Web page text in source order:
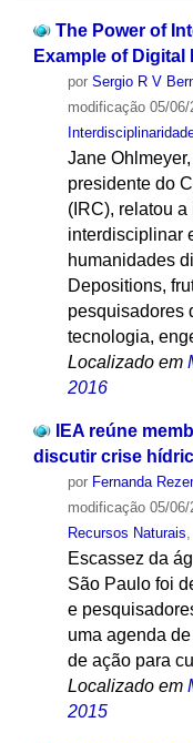
The Power of
Example of Digital
por Sergio R V
modificação05/06/
Jane
presidente do
(IRC), relatou
interdisciplinar
humanidades
Depositions,
pesquisadores
tecnologia,
Localizado em
2016
IEA reúne
discutir crise
por Fernanda
modificação05/06/
Recursos Naturais
Escassez da
São Paulo foi
e
uma agenda
de ação para
Localizado em
2015